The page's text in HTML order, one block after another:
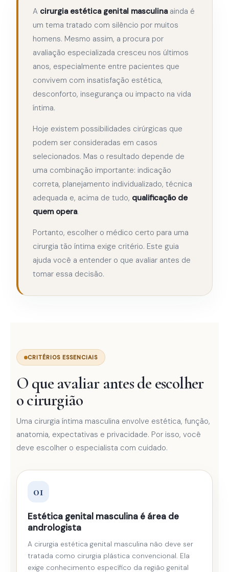
A cirurgia estética genital masculinaainda é
um tema tratado com silêncio por muitos
homens. Mesmo assim, a procura por
avaliação especializada cresceu nos últimos
anos, especialmente entre pacientes que
convivem com insatisfação estética,
desconforto, insegurança ou impacto na vida
íntima.
Hoje existem possibilidades cirúrgicas que
podem ser consideradas em casos
selecionados. Mas o resultado depende de
uma combinação importante: indicação
correta, planejamento individualizado, técnica
adequada e, acima de tudo, qualificação de
quem opera.
Portanto, escolher o médico certo para uma
cirurgia tão íntima exige critério. Este guia
ajuda você a entender o que avaliar antes de
tomar essa decisão.
CRITÉRIOS ESSENCIAIS
O que avaliar antes de escolher
o cirurgião
Uma cirurgia íntima masculina envolve estética, função,
anatomia, expectativas e privacidade. Por isso, você
deve escolher o especialista com cuidado.
01
Estética genital masculina é área de
andrologista
A cirurgia estética genital masculina não deve ser
tratada como cirurgia plástica convencional. Ela
exige conhecimento específico da região genital